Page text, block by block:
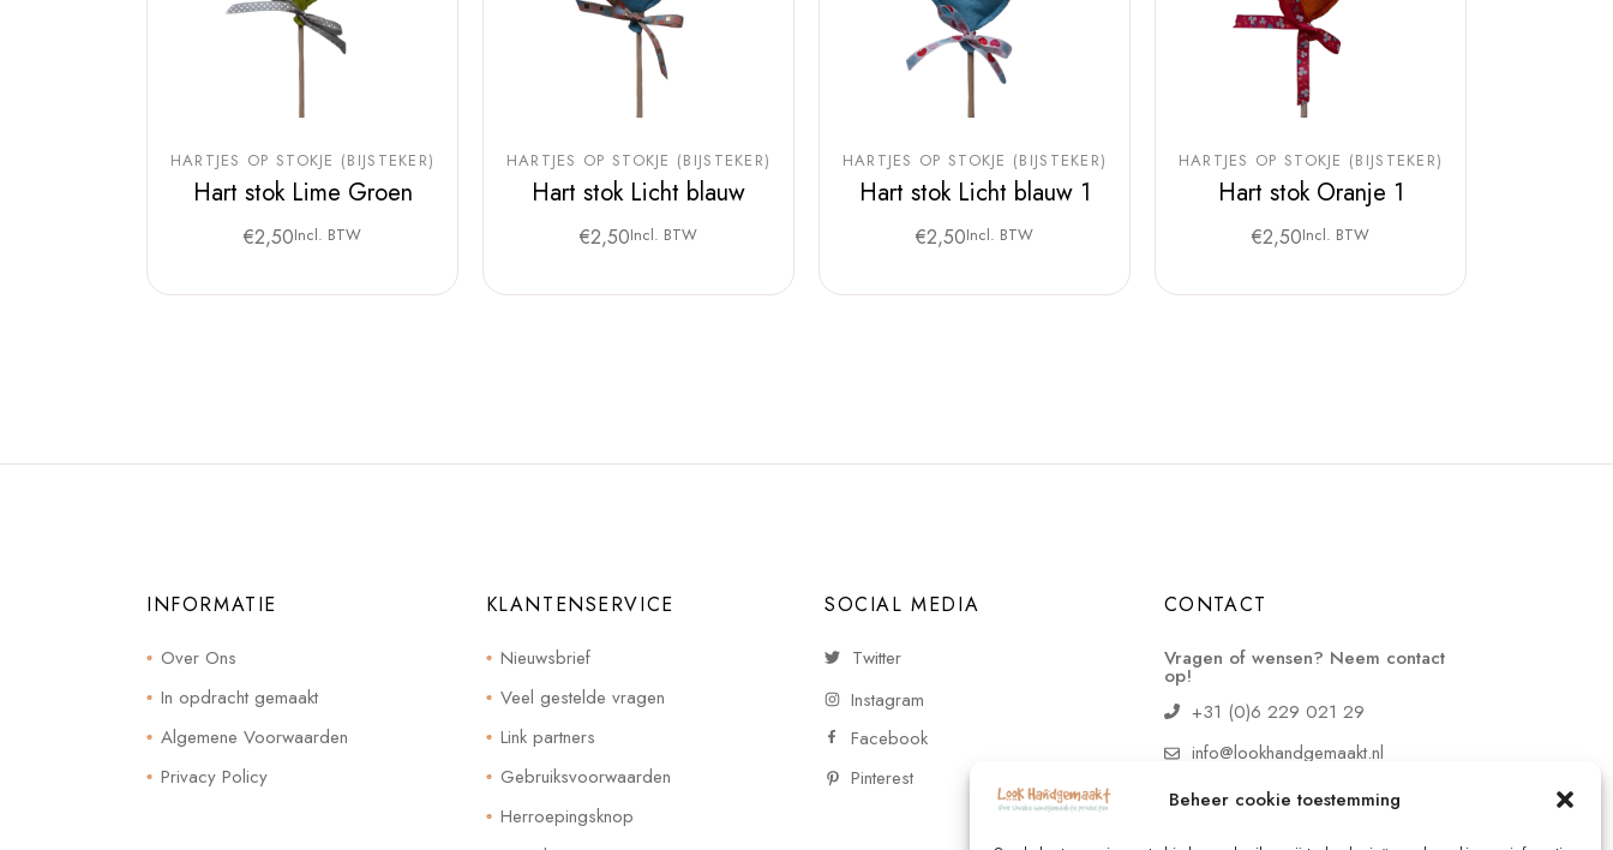
Beheer cookie toestemming
HARTJES OP STOKJE (BIJSTEKER)
Hart stok Lime Groen
€2,50Incl. BTW
HARTJES OP STOKJE (BIJSTEKER)
Hart stok Licht blauw
€2,50Incl. BTW
HARTJES OP STOKJE (BIJSTEKER)
Hart stok Licht blauw 1
€2,50Incl. BTW
HARTJES OP STOKJE (BIJSTEKER)
Hart stok Oranje 1
€2,50Incl. BTW
INFORMATIE
Over Ons
In opdracht gemaakt
Algemene Voorwaarden
Privacy Policy
KLANTENSERVICE
Nieuwsbrief
Veel gestelde vragen
Link partners
Gebruiksvoorwaarden
Herroepingsknop
SOCIAL MEDIA
Twitter
Instagram
Facebook
Pinterest
CONTACT
Vragen of wensen? Neem contact
op!
+31 (0)6 229 021 29
info@lookhandgemaakt.nl